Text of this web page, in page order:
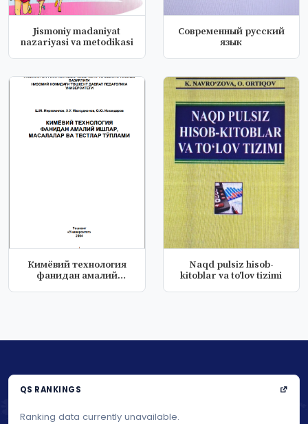
Jismoniy madaniyat
nazariyasi va metodikasi
Современный русский
язык
Кимёвий технология
фанидан амалий
Naqd pulsiz hisob-
kitoblar va to'lov tizimi
QS RANKINGS
Ranking data currently unavailable.